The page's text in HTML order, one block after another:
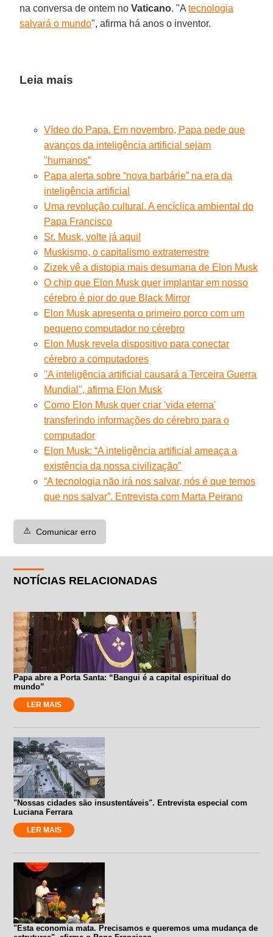
na conversa de ontem noVaticano. "Atecnologia
salvará o mundo", afirma há anos o inventor.
Leia mais
Vídeo do Papa. Em novembro, Papa pede que
avanços da inteligência artificial sejam
"humanos”
Papa alerta sobre “nova barbárie” na era da
inteligência artificial
Uma revolução cultural. A encíclica ambiental do
Papa Francisco
Sr. Musk, volte já aqui!
Muskismo, o capitalismo extraterrestre
Zizek vê a distopia mais desumana de Elon Musk
O chip que Elon Musk quer implantar em nosso
cérebro é pior do que Black Mirror
Elon Musk apresenta o primeiro porco com um
pequeno computador no cérebro
Elon Musk revela dispositivo para conectar
cérebro a computadores
''A inteligência artificial causará a Terceira Guerra
Mundial'', afirma Elon Musk
Como Elon Musk quer criar 'vida eterna'
transferindo informações do cérebro para o
computador
Elon Musk: “A inteligência artificial ameaça a
existência da nossa civilização”
“A tecnologia não irá nos salvar, nós é que temos
que nos salvar”. Entrevista com Marta Peirano
⚠️ Comunicar erro
NOTÍCIAS RELACIONADAS
Papa abre a Porta Santa: “Bangui é a capital espiritual do
mundo”
LER MAIS
"Nossas cidades são insustentáveis". Entrevista especial com
Luciana Ferrara
LER MAIS
"Esta economia mata. Precisamos e queremos uma mudança de